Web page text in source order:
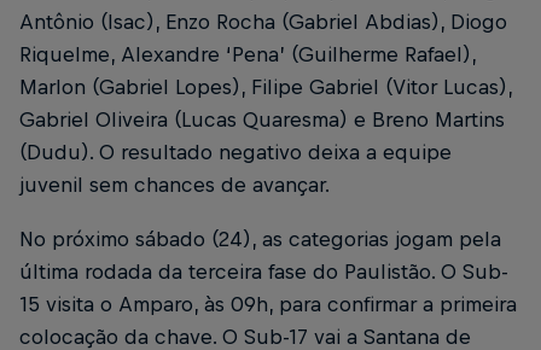
Antônio (Isac), Enzo Rocha (Gabriel Abdias), Diogo
Riquelme, Alexandre ‘Pena’ (Guilherme Rafael),
Marlon (Gabriel Lopes), Filipe Gabriel (Vitor Lucas),
Gabriel Oliveira (Lucas Quaresma) e Breno Martins
(Dudu). O resultado negativo deixa a equipe
juvenil sem chances de avançar.
No próximo sábado (24), as categorias jogam pela
última rodada da terceira fase do Paulistão. O Sub-
15 visita o Amparo, às 09h, para confirmar a primeira
colocação da chave. O Sub-17 vai a Santana de